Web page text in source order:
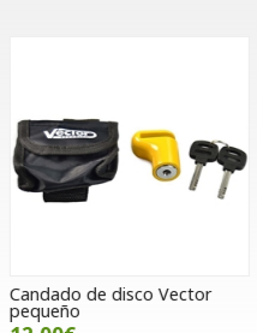
Intermitente Honda Shadow
30,00€